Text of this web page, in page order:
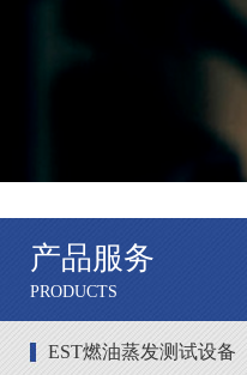
产品服务
PRODUCTS
EST燃油蒸发测试设备